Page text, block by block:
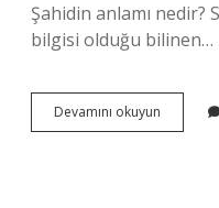
Şahidin anlamı nedir?
bilgisi olduğu bilinen…
Devamını okuyun